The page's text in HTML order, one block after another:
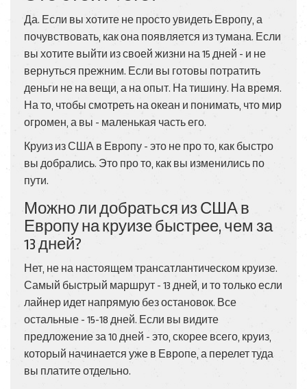
Да. Если вы хотите не просто увидеть Европу, а
почувствовать, как она появляется из тумана. Если
вы хотите выйти из своей жизни на 15 дней - и не
вернуться прежним. Если вы готовы потратить
деньги не на вещи, а на опыт. На тишину. На время.
На то, чтобы смотреть на океан и понимать, что мир
огромен, а вы - маленькая часть его.
Круиз из США в Европу - это не про то, как быстро
вы добрались. Это про то, как вы изменились по
пути.
Можно ли добраться из США в
Европу на круизе быстрее, чем за
13 дней?
Нет, не на настоящем трансатлантическом круизе.
Самый быстрый маршрут - 13 дней, и то только если
лайнер идет напрямую без остановок. Все
остальные - 15-18 дней. Если вы видите
предложение за 10 дней - это, скорее всего, круиз,
который начинается уже в Европе, а перелет туда
вы платите отдельно.